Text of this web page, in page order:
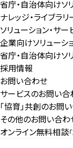
省庁・自治体向けソ
ナレッジ・ライブラリ
ソリューション・サー
企業向けソリューシ
省庁・自治体向けソ
採用情報
お問い合わせ
サービスのお問い合
「協育」共創のお問
その他のお問い合わ
オンライン無料相談